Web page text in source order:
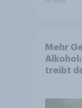
Mehr
treibt